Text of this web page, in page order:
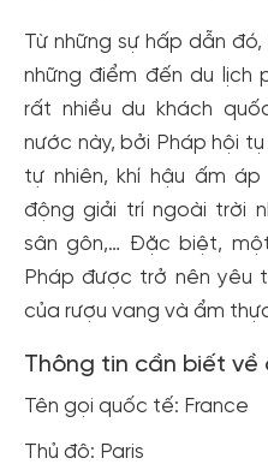
Từ những sự hấp dẫn
những điểm đến du lịch
rất nhiều du khách
nước này, bởi Pháp hội
tự nhiên, khí hậu ấm
động giải trí ngoài trời
sân gôn,… Đặc biệt,
Pháp được trở nên yêu
của rượu vang và ẩm
Thông tin cần biết
Tên gọi quốc tế: France
Thủ đô: Paris